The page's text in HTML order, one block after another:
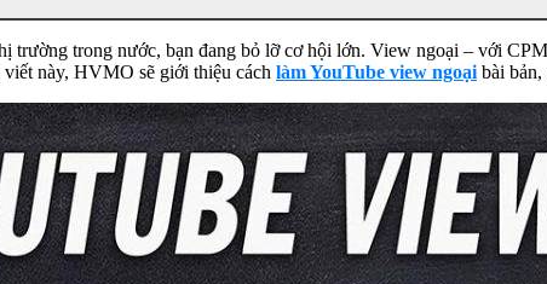
trường trong nước, bạn đang bỏ lỡ cơ hội lớn. View ngoại – với
này, HVMO sẽ giới thiệu cách làm YouTube view ngoại bài bản,